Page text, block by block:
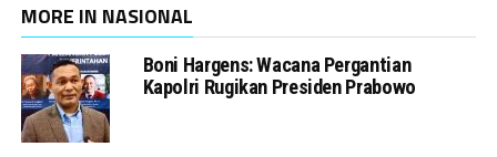
MORE IN NASIONAL
Boni Hargens: Wacana Pergantian
Kapolri Rugikan Presiden Prabowo